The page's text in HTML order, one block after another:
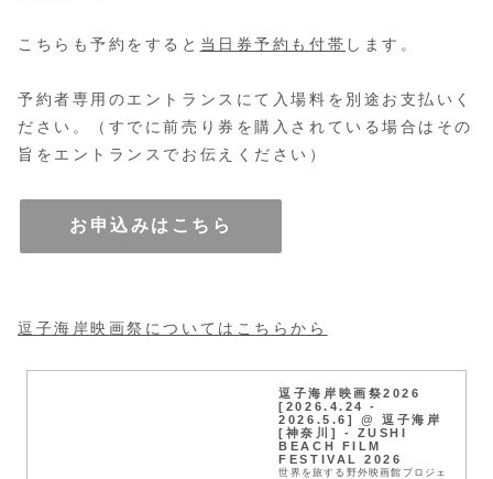
こちらも予約をすると 当日券予約も付帯 します。
予約者専用のエントランスにて入場料を別途お支払いく
ださい。（すでに前売り券を購入されている場合はその
旨をエントランスでお伝えください）
お申込みはこちら
逗子海岸映画祭についてはこちらから
逗子海岸映画祭2026
[2026.4.24 -
2026.5.6] @ 逗子海岸
[神奈川] - ZUSHI
BEACH FILM
FESTIVAL 2026
世界を旅する野外映画館プロジェ